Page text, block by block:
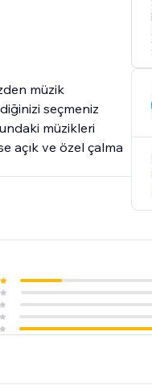
müzik
seçmeniz
müzikleri
açık ve özel çalma